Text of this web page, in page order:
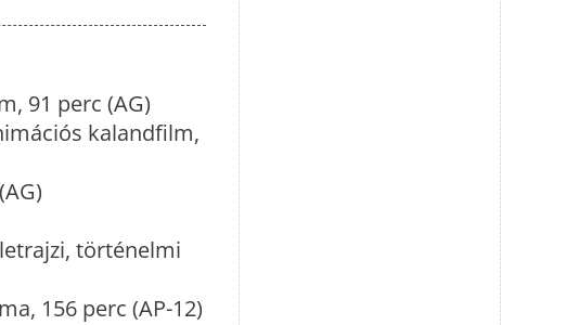
91 perc (AG)
kalandfilm,
történelmi
156 perc (AP-12)